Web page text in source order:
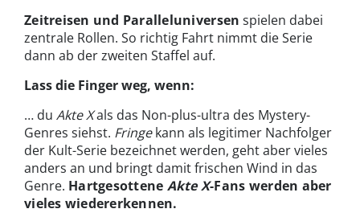
Zeitreisen und Paralleluniversen spielen dabei
zentrale Rollen. So richtig Fahrt nimmt die Serie
dann ab der zweiten Staffel auf.
Lass die Finger weg, wenn:
… du Akte Xals das Non-plus-ultra des Mystery-
Genres siehst. Fringekann als legitimer Nachfolger
der Kult-Serie bezeichnet werden, geht aber vieles
anders an und bringt damit frischen Wind in das
Genre. Hartgesottene Akte X-Fans werden aber
vieles wiedererkennen.